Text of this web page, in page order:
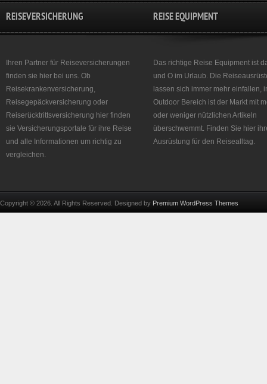
REISEVERSICHERUNG
Ihren Partner für Reiseversicherungen
finden sie hier bei uns. Ob
Reisekrankenversicherung,
Reisegepäckversicherung oder
Reiserücktrittsversicherung hier finden
sie Versicherungsportale für ihre Reise
und alle Informationen um richtig zu
vergleichen.
REISE EQUIPMENT
Das richtige Reise Equipment ist
und O im Urlaub. Die
lassen sich immer mehr einfallen,
Outdoor Bereich ist der Markt mit
oder weniger nützlichen Artikeln
überschwemmt. Finden Sie hier
Ausrüstung für den Reisealltag.
Copyright © 2026. All Rights Reserved. Designed by Premium WordPress Themes